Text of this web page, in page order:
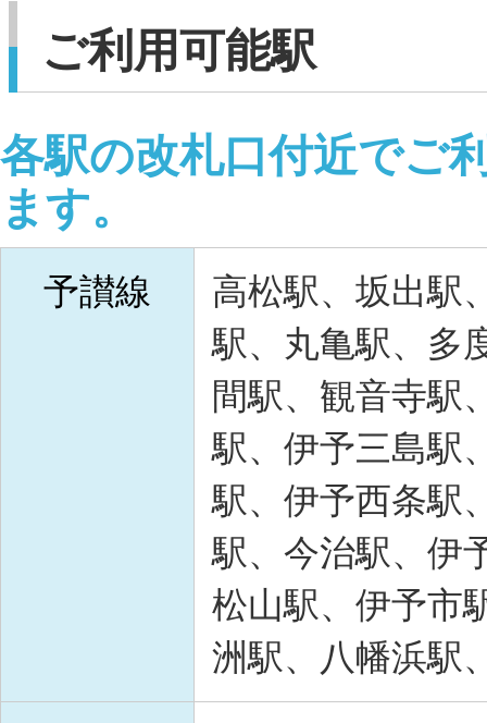
ご利用可能駅
各駅の改札口付近でご
ます。
予讃線
高松駅、坂出駅
駅、丸亀駅、多
間駅、観音寺駅
駅、伊予三島駅
駅、伊予西条駅
駅、今治駅、伊
松山駅、伊予市
洲駅、八幡浜駅